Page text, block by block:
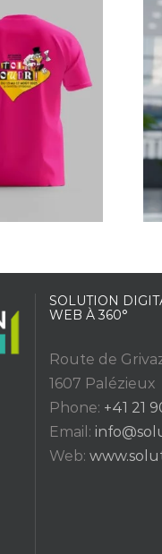
SOLUTION
WEB À 360°
Route de
1607 Palézieux
Phone: +41 21
Email:
Web: